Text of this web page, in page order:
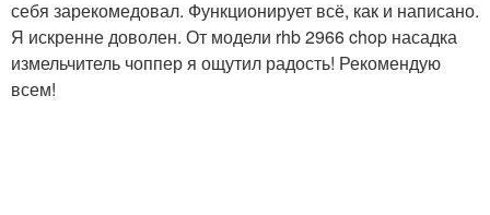
себя зарекомедовал. Функционирует всё, как и написано.
Я искренне доволен. От модели rhb 2966 chop насадка
измельчитель чоппер я ощутил радость! Рекомендую
всем!